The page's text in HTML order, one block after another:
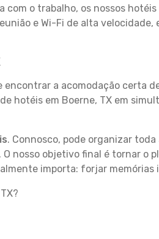
com o trabalho, os nossos
e Wi-Fi de alta
a acomodação certa
hotéis em Boerne, TX em
. Connosco, pode organizar
nosso objetivo final é tornar o
importa: forjar memórias